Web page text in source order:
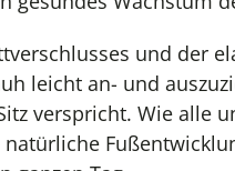
und der
leicht an- und
verspricht. Wie alle